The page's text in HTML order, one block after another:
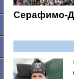
Серафимо-